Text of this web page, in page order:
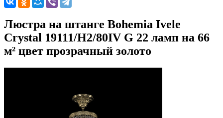
Люстра на штанге Bohemia Ivele
Crystal 19111/H2/80IV G 22 ламп на 66
м² цвет прозрачный золото